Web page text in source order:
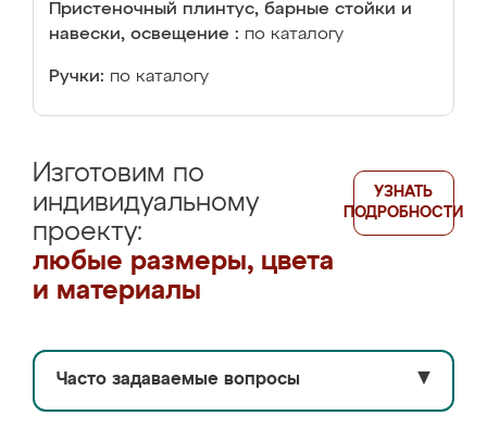
Пристеночный плинтус, барные стойки и
навески, освещение : по каталогу
Ручки: по каталогу
Изготовим по
индивидуальному
проекту:
любые размеры, цвета
и материалы
УЗНАТЬ
ПОДРОБНОСТИ
Часто задаваемые вопросы ▼